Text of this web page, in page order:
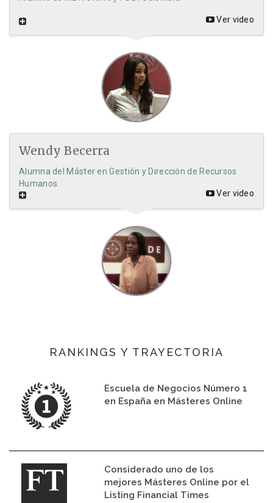
Ver video
Wendy Becerra
Alumna del Máster en Gestión y Dirección de Recursos
Humanos.
Ver video
RANKINGS Y TRAYECTORIA
Escuela de Negocios Número 1
en España en Másteres Online
Considerado uno de los
mejores Másteres Online por el
Listing Financial Times